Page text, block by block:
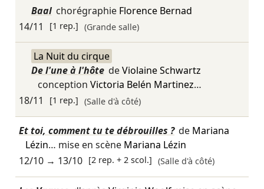
Baal chorégraphie Florence Bernad
14/11
[1 rep.] (Grande salle)
La Nuit du cirque
De l'une à l'hôte deViolaine Schwartz
conception Victoria Belén Martinez…
18/11
[1 rep.] (Salle d'à côté)
Et toi, comment tu te débrouilles ? de Mariana
Lézin… mise en scène Mariana Lézin
12/10→ 13/10 [2 rep. + 2 scol.] (Salle d'à côté)